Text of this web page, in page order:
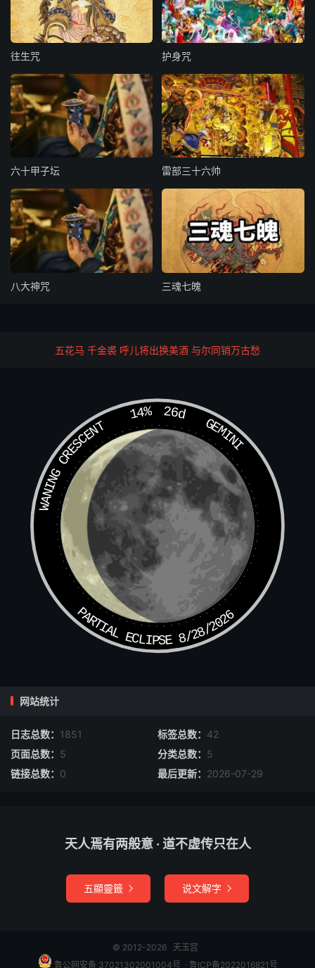
下达九地遍九州，混合三才关孰抽。造化至精至广大，金生
火旺妙周流。
显燥炎火掷。
能知混合些妙机，流金火铃随意飞。不知火铃有混合，神离
气散将安归。
三步丁罡作用异，要在分符明立誓。镢天大符劈一声，火走
雷奔犁鬼垒。
金火天丁自有罡，上中末步要参详。步侍炁诀要三合，妙应
上力中下方。
照恶神哉火铃镜，专治颠邪附祟病。符诀咒圆炼始精，有一
未圆耀不映。
道捷世罕闻。
火师常时誓侍宸，真科有禁代一人。丁二代中两尸解，有两
具为金关门。
愿二人风师有一，更有一番霄吏出。每代学人非一员，要验
何员有仙骨。
妙法非徒金火名，妙存火旺与金生。金生炁即元始肇，火旺
乃敷灵宝英。
惟有静养太清水，造化一贯玄元始。人知法有火铃司，岂知
火铃妙独体。
助威兼行向与崔，兹品又是火铃雷。若兼号黑暨雳黑，又是
独体火铃有妙道，道在禁书天所宝。丹体不离先天金，但要
飞步绛霄南。
我昔身为霄府僚，火铃宫丽任逍遥。自从落与红尘混，青春
两间俯仰精观察，九流百家皆博达。纷纷余子莫乱交，风节
垂髻学仙志已坚，年方二七始传玄。每恨玄关参未透，四参
往生咒 护身咒
六十甲子坛 雷部三十六帅
八大神咒 三魂七魄
五花马 千金裘 呼儿将出换美酒 与尔同销万古愁
14% 26d
GEMINI
WANING CRESCENT
PARTIAL ECLIPSE 8/28/2026
网站统计
日志总数： 1851 标签总数： 42
页面总数： 5 分类总数： 5
链接总数： 0 最后更新： 2026-07-29
天人焉有两般意 · 道不虚传只在人
五顯靈籤  说文解字 
© 2012-2026 天玉宫
鲁公网安备 37021302001004号 ​​​ · 鲁ICP备2022016821号